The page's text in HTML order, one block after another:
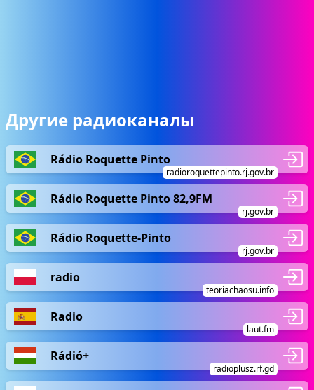
Другие радиоканалы
Rádio Roquette Pinto
radioroquettepinto.rj.gov.br
Rádio Roquette Pinto 82,9FM
rj.gov.br
Rádio Roquette-Pinto
rj.gov.br
radio
teoriachaosu.info
Radio
laut.fm
Rádió+
radioplusz.rf.gd